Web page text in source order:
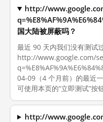
http://
国大陆被屏蔽吗？
最近 90 天内我们没有测试
http://www.google.com/
04-09（4 个月前）的最近
可使用本页的“立即测试”按
http://